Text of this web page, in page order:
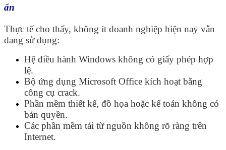
ẩn
Thực tế cho thấy, không ít doanh nghiệp hiện nay vẫn
đang sử dụng:
Hệ điều hành Windows không có giấy phép hợp
lệ.
Bộ ứng dụng Microsoft Office kích hoạt bằng
công cụ crack.
Phần mềm thiết kế, đồ họa hoặc kế toán không có
bản quyền.
Các phần mềm tải từ nguồn không rõ ràng trên
Internet.